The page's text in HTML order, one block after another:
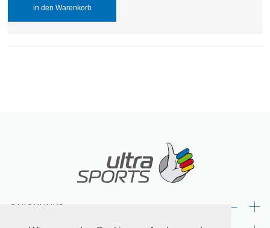
in den Warenkorb
QUICKLINKS: +